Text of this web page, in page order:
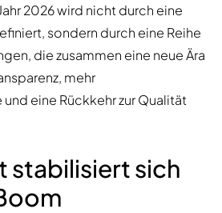
2026 wird nicht durch eine
sondern durch eine Reihe
die zusammen eine neue Ära
mehr
eine Rückkehr zur Qualität
stabilisiert sich